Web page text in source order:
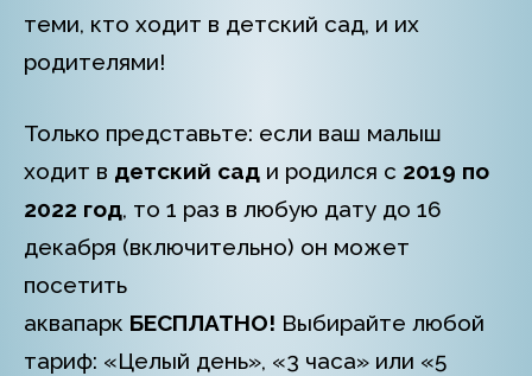
теми, кто ходит в детский сад, и их
родителями!
Только представьте: если ваш малыш
ходит в детский сад и родился с 2019 по
2022 год, то 1 раз в любую дату до 16
декабря (включительно) он может
посетить
аквапарк БЕСПЛАТНО! Выбирайте любой
тариф: «Целый день», «3 часа» или «5